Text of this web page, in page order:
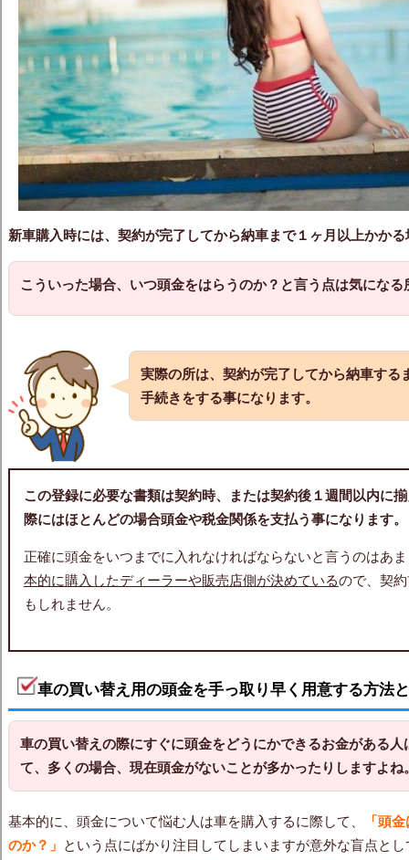
新車購入時には、契約が完了してから納車まで１ヶ月以上かか
こういった場合、いつ頭金をはらうのか？と言う点は気になる
実際の所は、契約が完了してから納車する
手続きをする事になります。
この登録に必要な書類は契約時、または契約後１週間以内に
際にはほとんどの場合頭金や税金関係を支払う事になります。
正確に頭金をいつまでに入れなければならないと言うのはあ
本的に購入したディーラーや販売店側が決めているので、契
もしれません。
車の買い替え用の頭金を手っ取り早く用意する方法
車の買い替えの際にすぐに頭金をどうにかできるお金がある人
て、多くの場合、現在頭金がないことが多かったりしますよね
基本的に、頭金について悩む人は車を購入するに際して、
「頭
のか？」
という点にばかり注目してしまいますが意外な盲点と